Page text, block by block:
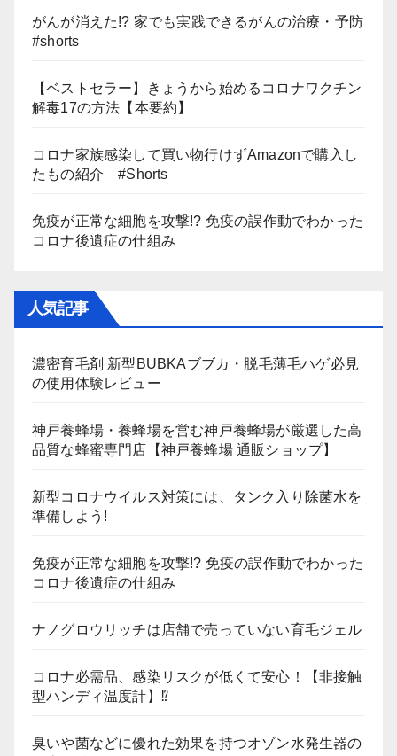
がんが消えた!? 家でも実践できるがんの治療・予防
#shorts
【ベストセラー】きょうから始めるコロナワクチン
解毒17の方法【本要約】
コロナ家族感染して買い物行けずAmazonで購入し
たもの紹介 #Shorts
免疫が正常な細胞を攻撃!? 免疫の誤作動でわかった
コロナ後遺症の仕組み
人気記事
濃密育毛剤 新型BUBKAブブカ・脱毛薄毛ハゲ必見
の使用体験レビュー
神戸養蜂場・養蜂場を営む神戸養蜂場が厳選した高
品質な蜂蜜専門店【神戸養蜂場 通販ショップ】
新型コロナウイルス対策には、タンク入り除菌水を
準備しよう!
免疫が正常な細胞を攻撃!? 免疫の誤作動でわかった
コロナ後遺症の仕組み
ナノグロウリッチは店舗で売っていない育毛ジェル
コロナ必需品、感染リスクが低くて安心！【非接触
型ハンディ温度計】⁉
臭いや菌などに優れた効果を持つオゾン水発生器の